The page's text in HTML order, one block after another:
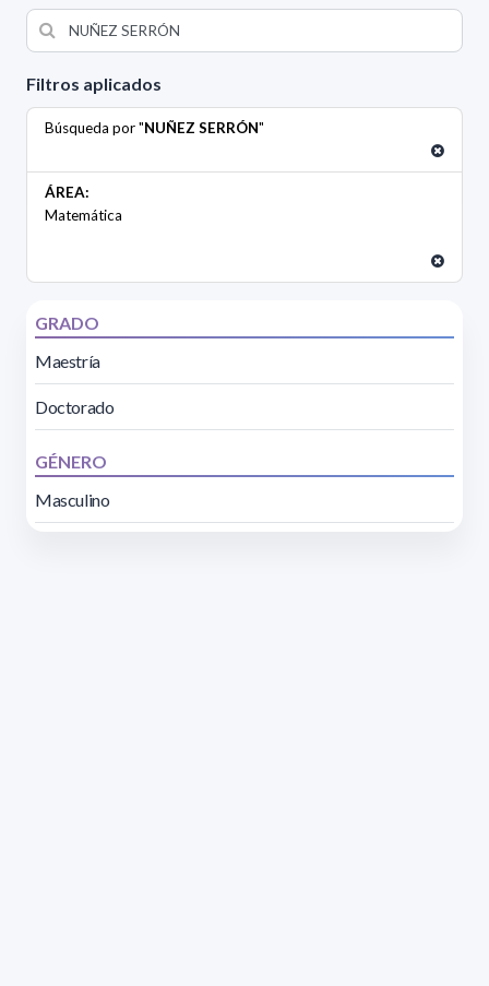
Filtros aplicados
Búsqueda por "NUÑEZ SERRÓN"
ÁREA:
Matemática
GRADO
Maestría
Doctorado
GÉNERO
Masculino